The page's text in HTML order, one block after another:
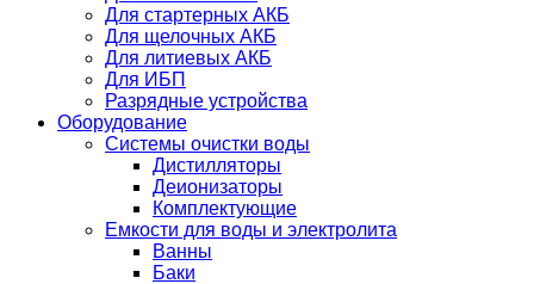
Для стартерных АКБ
Для щелочных АКБ
Для литиевых АКБ
Для ИБП
Разрядные устройства
Оборудование
Системы очистки воды
Дистилляторы
Деионизаторы
Комплектующие
Емкости для воды и электролита
Ванны
Баки